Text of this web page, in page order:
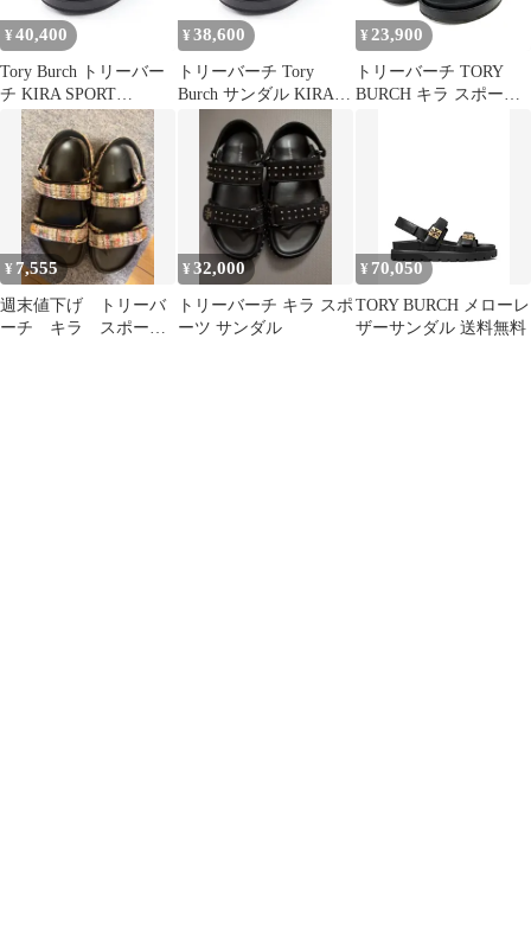
¥ 40,400
Tory Burch トリーバー
チ KIRA SPORT
SANDAL キラ スポーツ
サンダル
¥ 38,600
トリーバーチ Tory
Burch サンダル KIRA
SPORT SANDAL キラ
スポーツ 1443280017 レ
ザー サンダル レディー
ス 新品
¥ 23,900
トリーバーチ TORY
BURCH キラ スポーツ
¥ 7,555
週末値下げ トリーバ
ーチ キラ スポーツ
¥32,000
トリーバーチ キラ スポ
ーツ サンダル
¥ 70,050
TORY BURCH メローレ
ザーサンダル 送料無料